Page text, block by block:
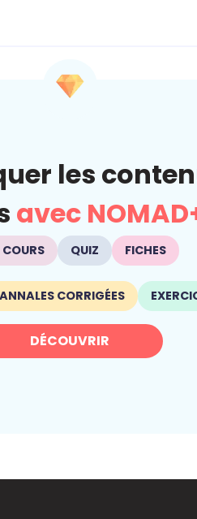
les
avec
QUIZ FICHES
ANNALES CORRIGÉES
DÉCOUVRIR